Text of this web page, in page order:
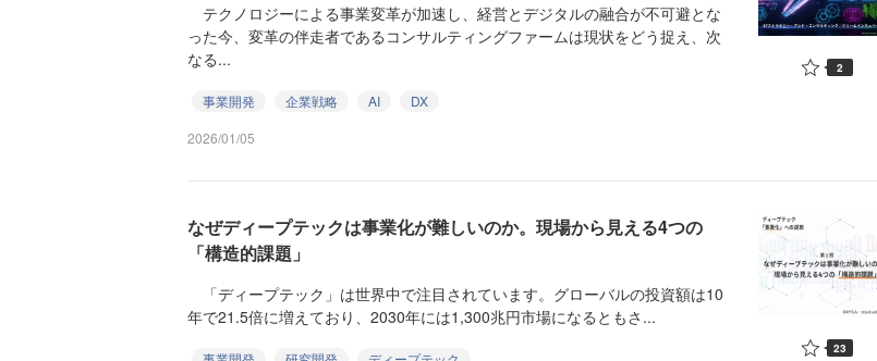
テクノロジーによる事業変革が加速し、経営とデジタルの融合が不可避とな
った今、変革の伴走者であるコンサルティングファームは現状をどう捉え、次
なる...
事業開発 企業戦略 AI
DX
2026/01/05
2
なぜディープテックは事業化が難しいのか。現場から見える4つの
「構造的課題」
「ディープテック」は世界中で注目されています。グローバルの投資額は10
年で21.5倍に増えており、2030年には1,300兆円市場になるともさ...
23